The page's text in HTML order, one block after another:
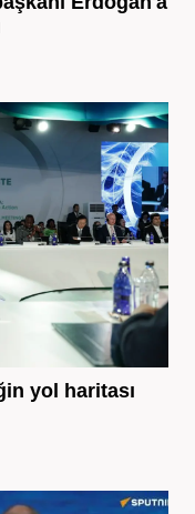
yol haritası